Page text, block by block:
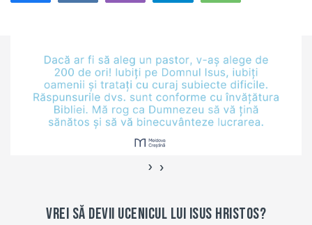
‹ ›
Vrei să devii ucenicul lui Isus Hristos?